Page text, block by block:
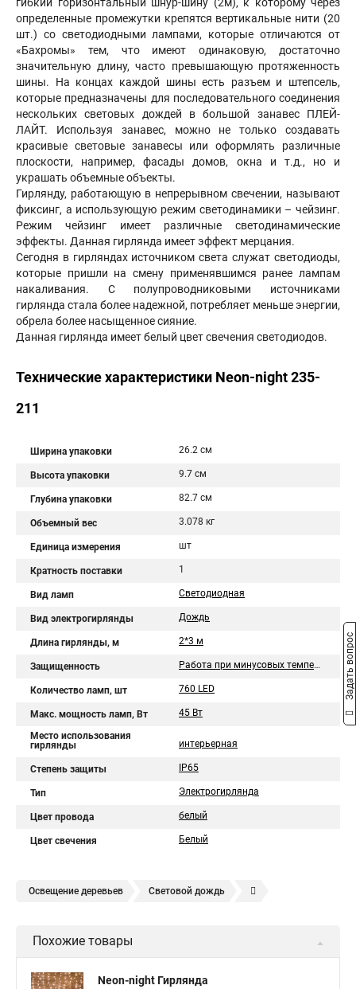
определенные промежутки крепятся вертикальные нити (20
шт.) со светодиодными лампами, которые отличаются от
«Бахромы» тем, что имеют одинаковую, достаточно
значительную длину, часто превышающую протяженность
шины. На концах каждой шины есть разъем и штепсель,
которые предназначены для последовательного соединения
нескольких световых дождей в большой занавес ПЛЕЙ-
ЛАЙТ. Используя занавес, можно не только создавать
красивые световые занавесы или оформлять различные
плоскости, например, фасады домов, окна и т.д., но и
украшать объемные объекты.
Гирлянду, работающую в непрерывном свечении, называют
фиксинг, а использующую режим светодинамики – чейзинг.
Режим чейзинг имеет различные светодинамические
эффекты. Данная гирлянда имеет эффект мерцания.
Сегодня в гирляндах источником света служат светодиоды,
которые пришли на смену применявшимся ранее лампам
накаливания. С полупроводниковыми источниками
гирлянда стала более надежной, потребляет меньше энергии,
обрела более насыщенное сияние.
Данная гирлянда имеет белый цвет свечения светодиодов.
Технические характеристики Neon-night 235-
211
Ширина упаковки 26.2 см
Высота упаковки 9.7 см
Глубина упаковки 82.7 см
Объемный вес 3.078 кг
Единица измерения шт
Кратность поставки 1
Вид ламп Светодиодная
Вид электрогирлянды Дождь
Длина гирлянды, м 2*3 м
Защищенность Работа при минусовых температурах
Количество ламп, шт 760 LED
Макс. мощность ламп, Вт 45 Вт
Место использования
гирлянды
интерьерная
Степень защиты IP65
Тип Электрогирлянда
Цвет провода белый
Цвет свечения Белый
Освещение деревьев Световой дождь
Похожие товары
Neon-night Гирлянда
Задать вопрос